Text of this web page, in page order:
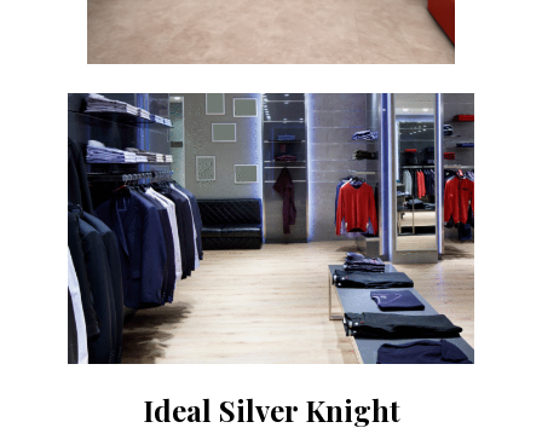
Ideal Silver Knight